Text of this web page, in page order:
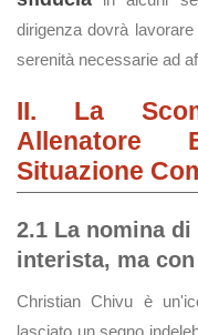
dirigenza dovrà
serenità necessarie ad
II. La
Allenatore
Situazione
2.1 La nomina
interista, ma
Christian Chivu è
lasciato un segno